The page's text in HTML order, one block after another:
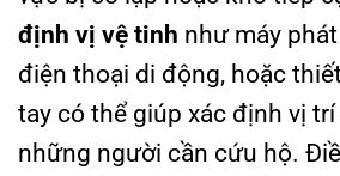
định vị vệ tinh như máy
điện thoại di động, hoặc
tay có thể giúp xác định vị
những người cần cứu hộ.